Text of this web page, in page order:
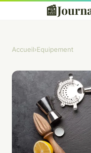
📰
Accueil›Equipement